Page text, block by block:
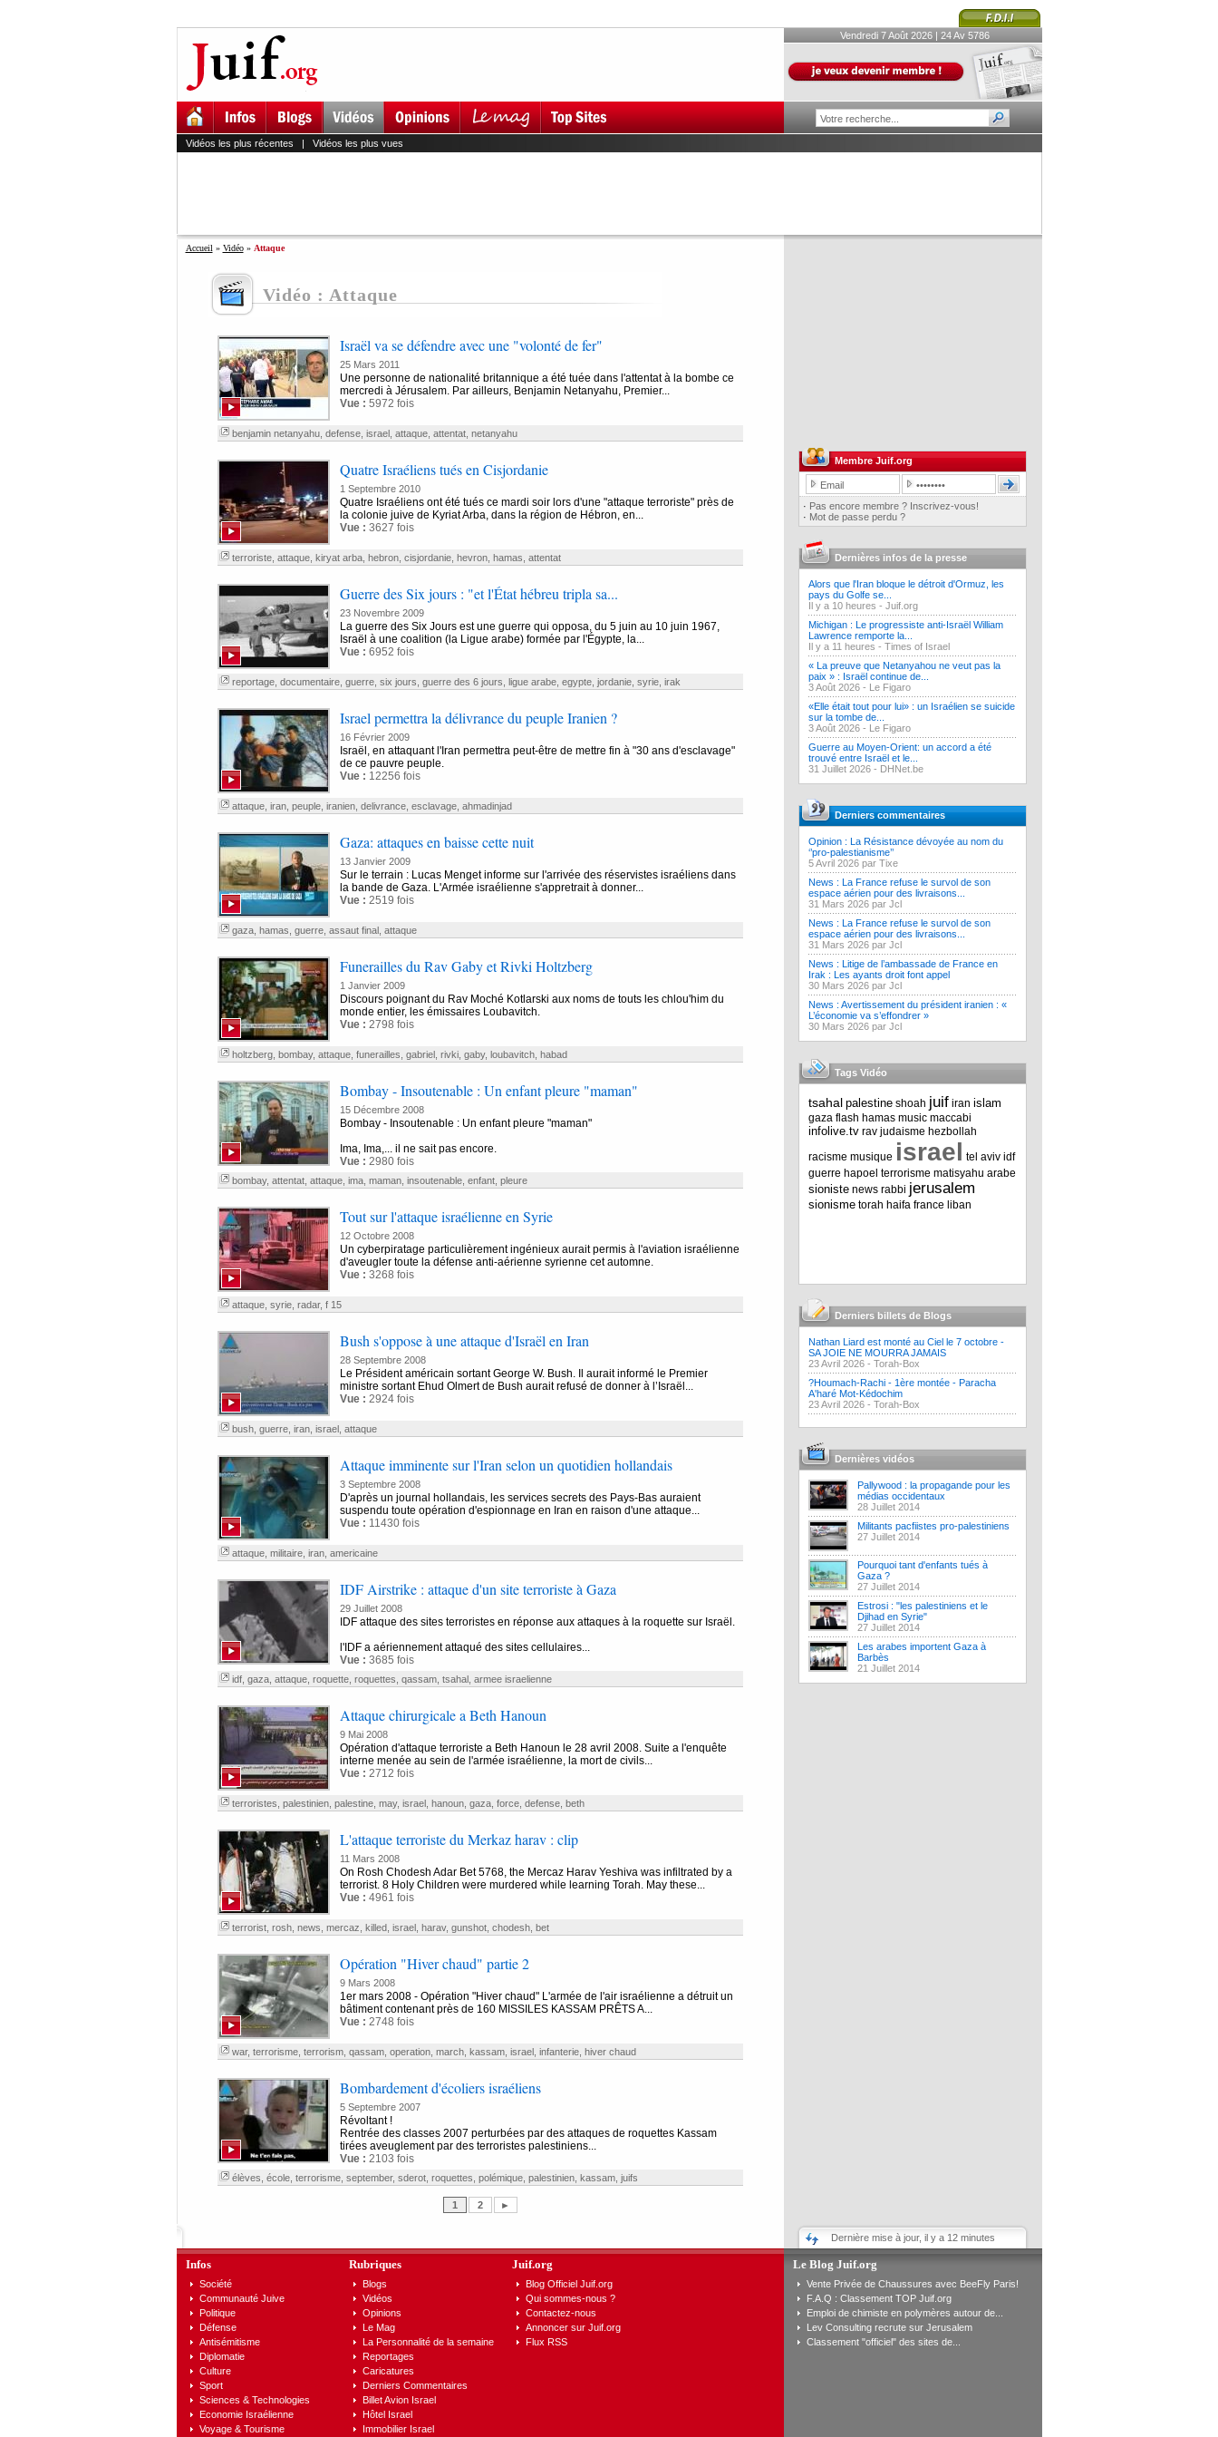
Vendredi 7 Août 2026 | 24 Av 5786
Vidéos les plus récentes | Vidéos les plus vues
Accueil » Vidéo» Attaque
Vidéo : Attaque
Israël va se défendre avec une "volonté de fer"
25 Mars 2011
Une personne de nationalité britannique a été tuée dans l'attentat à la bombe ce
mercredi à Jérusalem. Par ailleurs, Benjamin Netanyahu, Premier...
Vue : 5972 fois
benjamin netanyahu, defense, israel, attaque, attentat, netanyahu
Quatre Israéliens tués en Cisjordanie
1 Septembre 2010
Quatre Israéliens ont été tués ce mardi soir lors d'une "attaque terroriste" près de
la colonie juive de Kyriat Arba, dans la région de Hébron, en...
Vue : 3627 fois
terroriste, attaque, kiryat arba, hebron, cisjordanie, hevron, hamas attentat
Guerre des Six jours : "et l'État hébreu tripla sa...
23 Novembre 2009
La guerre des Six Jours est une guerre qui opposa, du 5 juin au 10 juin 1967,
Israël à une coalition (la Ligue arabe) formée par l'Égypte, la...
Vue : 6952 fois
reportage, documentaire, guerre, six jours guerre des 6 jours ligue arabe, egypte, jordanie, syrie, irak
Israel permettra la délivrance du peuple Iranien ?
16 Février 2009
Israël, en attaquant l'Iran permettra peut-être de mettre fin à "30 ans d'esclavage"
de ce pauvre peuple.
Vue : 12256 fois
attaque, iran, peuple, iranien, delivrance, esclavage, ahmadinjad
Gaza: attaques en baisse cette nuit
13 Janvier 2009
Sur le terrain : Lucas Menget informe sur l'arrivée des réservistes israéliens dans
la bande de Gaza. L'Armée israélienne s'appretrait à donner...
Vue : 2519 fois
gaza, hamas guerre, assaut final, attaque
Funerailles du Rav Gaby et Rivki Holtzberg
1 Janvier 2009
Discours poignant du Rav Moché Kotlarski aux noms de touts les chlou'him du
monde entier, les émissaires Loubavitch.
Vue : 2798 fois
holtzberg, bombay, attaque, funerailles gabriel, rivki, gaby, loubavitch, habad
Bombay - Insoutenable : Un enfant pleure "maman"
15 Décembre 2008
Bombay - Insoutenable : Un enfant pleure "maman"
Ima, Ima,... il ne sait pas encore.
Vue : 2980 fois
bombay, attentat, attaque, ima, maman, insoutenable, enfant, pleure
Tout sur l'attaque israélienne en Syrie
12 Octobre 2008
Un cyberpiratage particulièrement ingénieux aurait permis à l'aviation israélienne
d'aveugler toute la défense anti-aérienne syrienne cet automne.
Vue : 3268 fois
attaque, syrie, radar, f 15
Bush s'oppose à une attaque d'Israël en Iran
28 Septembre 2008
Le Président américain sortant George W. Bush. Il aurait informé le Premier
ministre sortant Ehud Olmert de Bush aurait refusé de donner à l’Israël...
Vue : 2924 fois
bush, guerre, iran, israel, attaque
Attaque imminente sur l'Iran selon un quotidien hollandais
3 Septembre 2008
D'après un journal hollandais, les services secrets des Pays-Bas auraient
suspendu toute opération d'espionnage en Iran en raison d'une attaque...
Vue : 11430 fois
attaque, militaire, iran, americaine
IDF Airstrike : attaque d'un site terroriste à Gaza
29 Juillet 2008
IDF attaque des sites terroristes en réponse aux attaques à la roquette sur Israël.
l'IDF a aériennement attaqué des sites cellulaires...
Vue : 3685 fois
idf, gaza, attaque, roquette, roquettes qassam, tsahal, armee israelienne
Attaque chirurgicale a Beth Hanoun
9 Mai 2008
Opération d'attaque terroriste a Beth Hanoun le 28 avril 2008. Suite a l'enquête
interne menée au sein de l'armée israélienne, la mort de civils...
Vue : 2712 fois
terroristes palestinien, palestine, may, israel, hanoun, gaza, force, defense, beth
L'attaque terroriste du Merkaz harav : clip
11 Mars 2008
On Rosh Chodesh Adar Bet 5768, the Mercaz Harav Yeshiva was infiltrated by a
terrorist. 8 Holy Children were murdered while learning Torah. May these...
Vue : 4961 fois
terrorist, rosh, news mercaz killed, israel, harav, gunshot, chodesh, bet
Opération "Hiver chaud" partie 2
9 Mars 2008
1er mars 2008 - Opération "Hiver chaud" L'armée de l'air israélienne a détruit un
bâtiment contenant près de 160 MISSILES KASSAM PRÊTS A...
Vue : 2748 fois
war, terrorisme, terrorism, qassam, operation, march, kassam, israel, infanterie, hiver chaud
Bombardement d'écoliers israéliens
5 Septembre 2007
Révoltant !
Rentrée des classes 2007 perturbées par des attaques de roquettes Kassam
tirées aveuglement par des terroristes palestiniens...
Vue : 2103 fois
élèves école, terrorisme, september, sderot, roquettes polémique, palestinien, kassam, juifs
1 2 ►
Membre Juif.org
· Pas encore membre ? Inscrivez-vous!
· Mot de passe perdu ?
Dernières infos de la presse
Alors que l'Iran bloque le détroit d'Ormuz, les
pays du Golfe se...
Il y a 10 heures - Juif.org
Michigan : Le progressiste anti-Israël William
Lawrence remporte la...
Il y a 11 heures - Times of Israel
« La preuve que Netanyahou ne veut pas la
paix » : Israël continue de...
3 Août 2026 - Le Figaro
«Elle était tout pour lui» : un Israélien se suicide
sur la tombe de...
3 Août 2026 - Le Figaro
Guerre au Moyen-Orient: un accord a été
trouvé entre Israël et le...
31 Juillet 2026 - DHNet.be
Derniers commentaires
Opinion : La Résistance dévoyée au nom du
‘’pro-palestianisme’’
5 Avril 2026 par Tixe
News : La France refuse le survol de son
espace aérien pour des livraisons...
31 Mars 2026 par Jcl
News : La France refuse le survol de son
espace aérien pour des livraisons...
31 Mars 2026 par Jcl
News : Litige de l’ambassade de France en
Irak : Les ayants droit font appel
30 Mars 2026 par Jcl
News : Avertissement du président iranien : «
L’économie va s’effondrer »
30 Mars 2026 par Jcl
Tags Vidéo
tsahal palestine shoah juif iran islam
gaza flash hamas music maccabi
infolive.tv rav judaisme hezbollah
racisme musique israel tel aviv idf
guerre hapoel terrorisme matisyahu arabe
sioniste news rabbi jerusalem
sionisme torah haifa france liban
Derniers billets de Blogs
Nathan Liard est monté au Ciel le 7 octobre -
SA JOIE NE MOURRA JAMAIS
23 Avril 2026 - Torah-Box
?Houmach-Rachi - 1ère montée - Paracha
A'haré Mot-Kédochim
23 Avril 2026 - Torah-Box
Dernières vidéos
Pallywood : la propagande pour les
médias occidentaux
28 Juillet 2014
Militants pacfiistes pro-palestiniens
27 Juillet 2014
Pourquoi tant d'enfants tués à
Gaza ?
27 Juillet 2014
Estrosi : "les palestiniens et le
Djihad en Syrie"
27 Juillet 2014
Les arabes importent Gaza à
Barbès
21 Juillet 2014
Dernière mise à jour, il y a 12 minutes
Infos
Société
Communauté Juive
Politique
Défense
Antisémitisme
Diplomatie
Culture
Sport
Sciences & Technologies
Economie Israélienne
Voyage & Tourisme
Rubriques
Blogs
Vidéos
Opinions
Le Mag
La Personnalité de la semaine
Reportages
Caricatures
Derniers Commentaires
Billet Avion Israel
Hôtel Israel
Immobilier Israel
Juif.org
Blog Officiel Juif.org
Qui sommes-nous ?
Contactez-nous
Annoncer sur Juif.org
Flux RSS
Le Blog Juif.org
Vente Privée de Chaussures avec BeeFly Paris!
F.A.Q : Classement TOP Juif.org
Emploi de chimiste en polymères autour de...
Lev Consulting recrute sur Jerusalem
Classement "officiel" des sites de...